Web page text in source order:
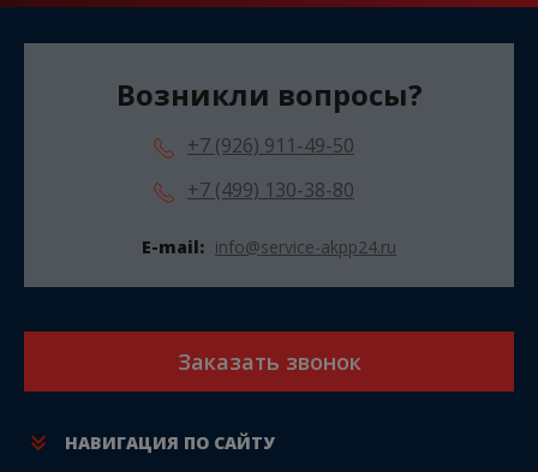
НАВИГАЦИЯ ПО САЙТУ
Возникли вопросы?
+7 (926) 911-49-50
+7 (499) 130-38-80
E-mail: info@service-akpp24.ru
Заказать звонок